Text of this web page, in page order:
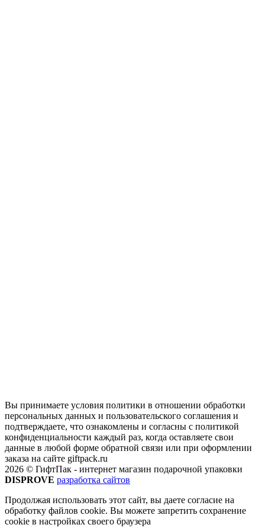
Вы принимаете условия политики в отношении обработки
персональных данных и пользовательского соглашения и
подтверждаете, что ознакомлены и согласны с политикой
конфиденциальности каждый раз, когда оставляете свои
данные в любой форме обратной связи или при оформлении
заказа на сайте giftpack.ru
2026 © ГифтПак - интернет магазин подарочной упаковки
DISPROVE разработка сайтов
Продолжая использовать этот сайт, вы даете согласие на
обработку файлов cookie. Вы можете запретить сохранение
cookie в настройках своего браузера